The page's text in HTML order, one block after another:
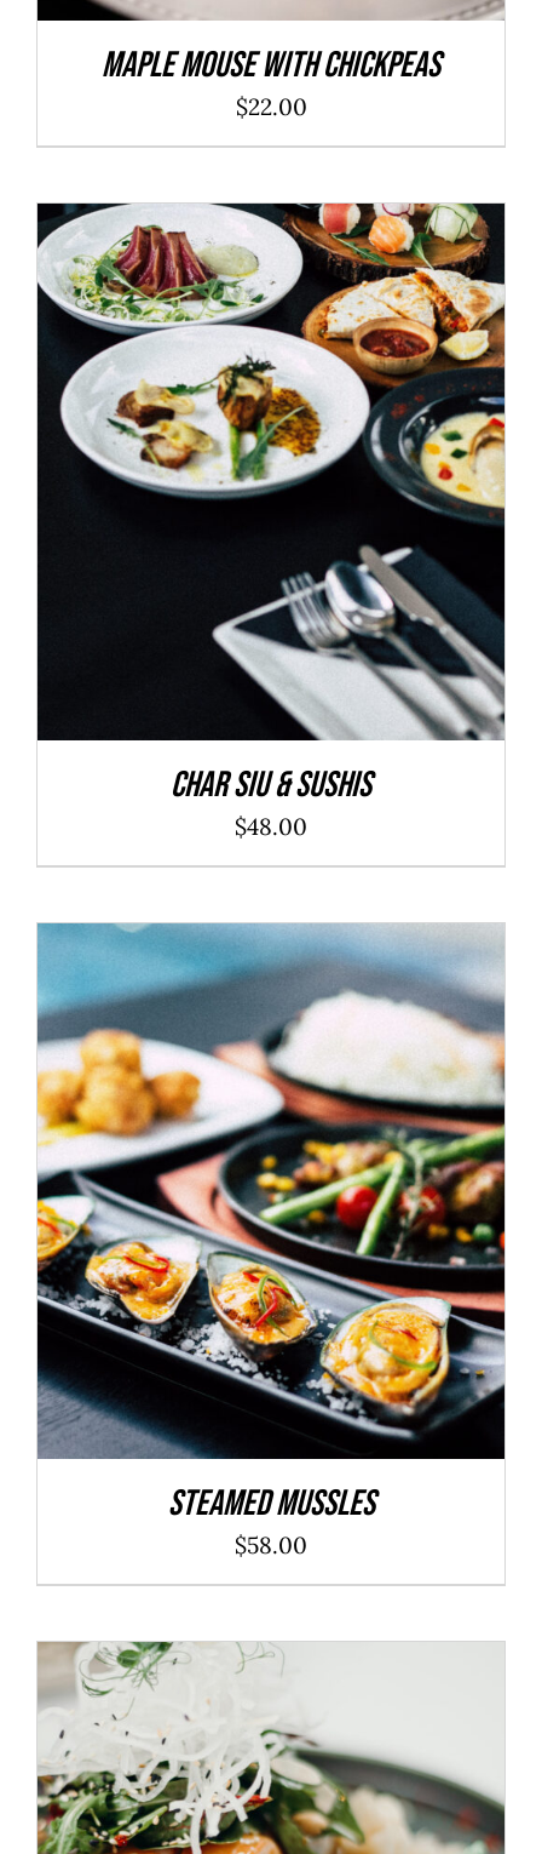
Maple Mouse With Chickpeas
$22.00
ADD TO CART / DÉTAILS
Char Siu & Sushis
$48.00
ADD TO CART / DÉTAILS
Steamed Mussles
$58.00